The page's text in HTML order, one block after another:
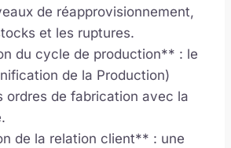
de réapprovisionnement,
et les ruptures.
du cycle de production** : le
de la Production)
ordres de fabrication avec la
de la relation client** : une